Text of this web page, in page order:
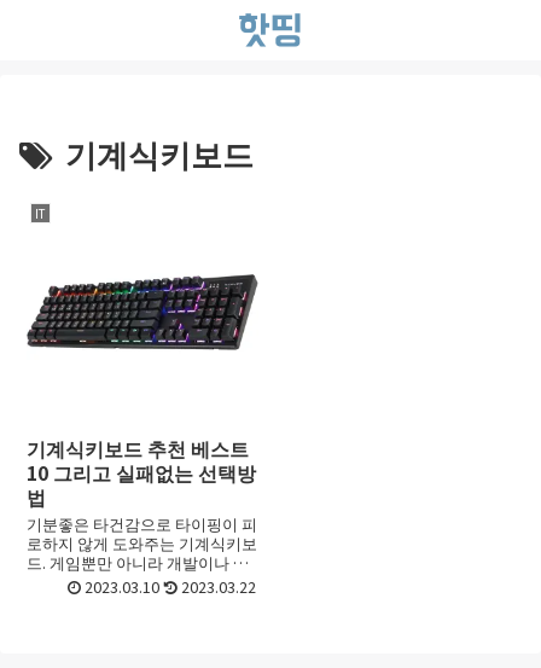
기계식키보드
IT
기계식키보드 추천 베스트
10 그리고 실패없는 선택방
법
기분좋은 타건감으로 타이핑이 피
로하지 않게 도와주는 기계식키보
드. 게임뿐만 아니라 개발이나 일
반업무에도 추천하는 키보드입니
다. 하지만 종류도 기능로 많아서
2023.03.10 2023.03.22